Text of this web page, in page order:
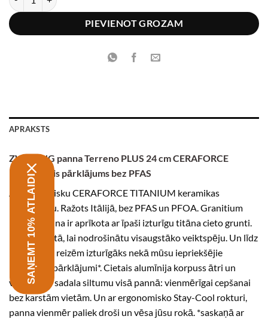
PIEVIENOT GROZAM
APRAKSTS
ZWILLING panna Terreno PLUS 24 cm CERAFORCE
keramiskais pārklājums bez PFAS
Ar novatorisku CERAFORCE TITANIUM keramikas
pārklājumu. Ražots Itālijā, bez PFAS un PFOA. Granitium
izskata panna ir aprīkota ar īpaši izturīgu titāna cieto grunti.
Izgatavots tā, lai nodrošinātu visaugstāko veiktspēju. Un līdz
pat piecām reizēm izturīgāks nekā mūsu iepriekšējie
keramikas pārklājumi*. Cietais alumīnija korpuss ātri un
vienmērīgi sadala siltumu visā pannā: vienmērīgai cepšanai
bez karstām vietām. Un ar ergonomisko Stay-Cool rokturi,
panna vienmēr paliek droši un vēsa jūsu rokā. *saskaņā ar
SAŅEMT 10% ATLAIDI